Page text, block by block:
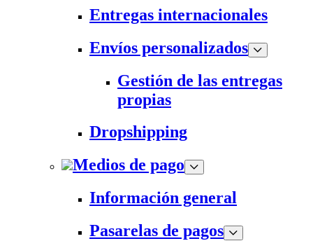
Entregas internacionales
Envíos personalizados
Gestión de las entregas
propias
Dropshipping
Medios de pago
Información general
Pasarelas de pagos